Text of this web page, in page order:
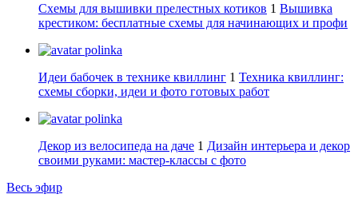
Схемы для вышивки прелестных котиков 1 Вышивка
крестиком: бесплатные схемы для начинающих и профи
polinka
Идеи бабочек в технике квиллинг 1 Техника квиллинг:
схемы сборки, идеи и фото готовых работ
polinka
Декор из велосипеда на даче 1 Дизайн интерьера и декор
своими руками: мастер-классы с фото
Весь эфир